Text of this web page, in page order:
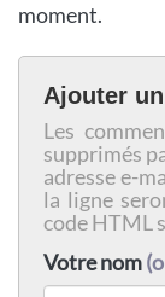
moment.
Ajouter
Les
supprimés
adresse e-
la ligne
code HTML
Votre nom